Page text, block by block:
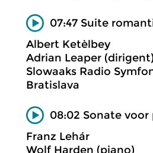
07:47 Suite
Albert Ketèlbey
Adrian Leaper
Slowaaks Radio
Bratislava
08:02 Sonate voor
Franz Lehár
Wolf Harden (piano)